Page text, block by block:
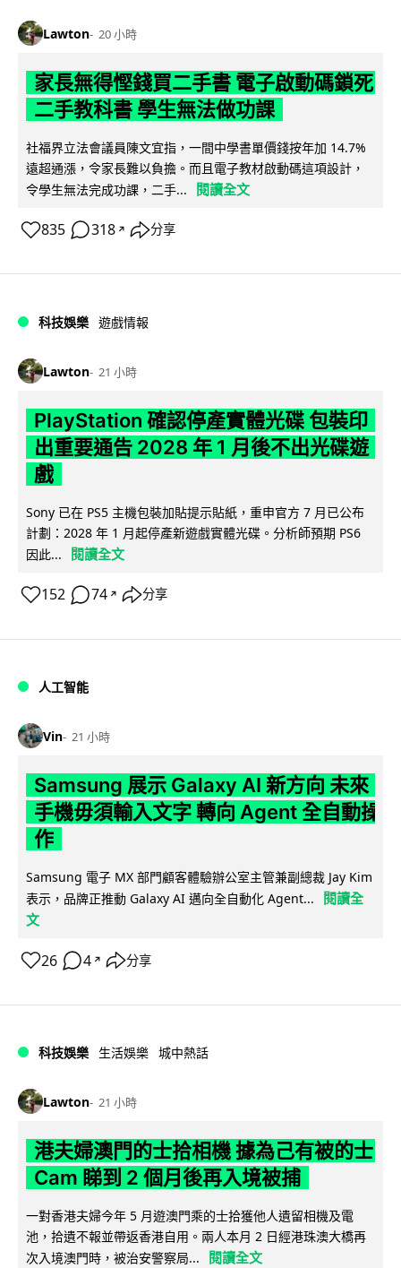
Lawton 20 小時
家長無得慳錢買二手書 電子啟動碼鎖死
二手教科書 學生無法做功課
社福界立法會議員陳文宜指，一間中學書單價錢按年加 14.7%
遠超通漲，令家長難以負擔。而且電子教材啟動碼這項設計，
令學生無法完成功課，二手...
閱讀全文
835 318 ↗ 分享
科技娛樂 遊戲情報
Lawton 21 小時
PlayStation 確認停產實體光碟 包裝印
出重要通告 2028 年 1 月後不出光碟遊
戲
Sony 已在 PS5 主機包裝加貼提示貼紙，重申官方 7 月已公布
計劃：2028 年 1 月起停產新遊戲實體光碟。分析師預期 PS6
因此...
閱讀全文
152 74 ↗ 分享
人工智能
Vin 21 小時
Samsung 展示 Galaxy AI 新方向 未來
手機毋須輸入文字 轉向 Agent 全自動操
作
Samsung 電子 MX 部門顧客體驗辦公室主管兼副總裁 Jay Kim
表示，品牌正推動 Galaxy AI 邁向全自動化 Agent...
閱讀全
文
26 4 ↗ 分享
科技娛樂 生活娛樂 城中熱話
Lawton 21 小時
港夫婦澳門的士拾相機 據為己有被的士
Cam 睇到 2 個月後再入境被捕
一對香港夫婦今年 5 月遊澳門乘的士拾獲他人遺留相機及電
池，拾遺不報並帶返香港自用。兩人本月 2 日經港珠澳大橋再
次入境澳門時，被治安警察局...
閱讀全文